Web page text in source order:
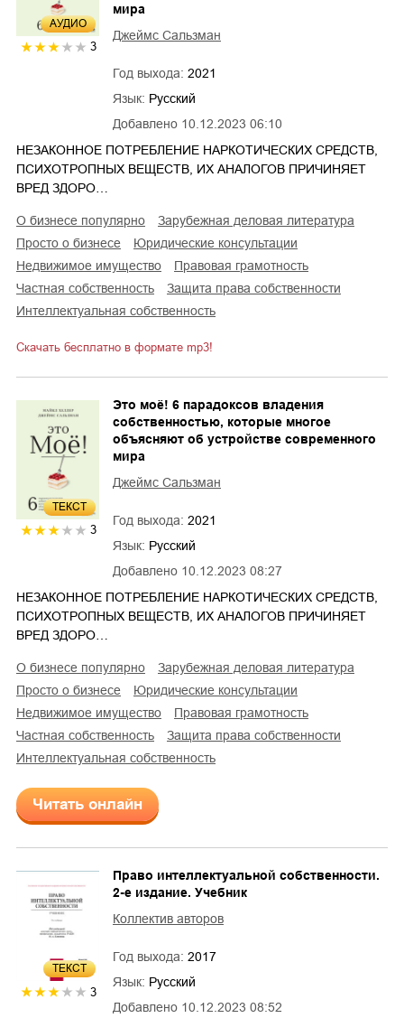
AУДИО
3
Добавлено 10.12.2023 06:10
мира
Джеймс Сальзман
Год выхода: 2021
Язык: Русский
НЕЗАКОННОЕ ПОТРЕБЛЕНИЕ НАРКОТИЧЕСКИХ СРЕДСТВ,
ПСИХОТРОПНЫХ ВЕЩЕСТВ, ИХ АНАЛОГОВ ПРИЧИНЯЕТ
ВРЕД ЗДОРО…
о бизнесе популярно
зарубежная деловая литература
просто о бизнесе
юридические консультации
недвижимое имущество
правовая грамотность
частная собственность
защита права собственности
интеллектуальная собственность
Скачать бесплатно в формате mp3!
ТЕКСТ
3
Добавлено 10.12.2023 08:27
Это моё! 6 парадоксов владения
собственностью, которые многое
объясняют об устройстве современного
мира
Джеймс Сальзман
Год выхода: 2021
Язык: Русский
НЕЗАКОННОЕ ПОТРЕБЛЕНИЕ НАРКОТИЧЕСКИХ СРЕДСТВ,
ПСИХОТРОПНЫХ ВЕЩЕСТВ, ИХ АНАЛОГОВ ПРИЧИНЯЕТ
ВРЕД ЗДОРО…
о бизнесе популярно
зарубежная деловая литература
просто о бизнесе
юридические консультации
недвижимое имущество
правовая грамотность
частная собственность
защита права собственности
интеллектуальная собственность
Читать онлайн
ТЕКСТ
3
Добавлено 10.12.2023 08:52
Право интеллектуальной собственности.
2-е издание. Учебник
Коллектив авторов
Год выхода: 2017
Язык: Русский